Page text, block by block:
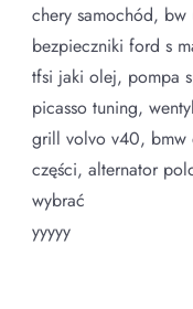
chery samochód,
bezpieczniki ford s
tfsi jaki olej, pompa
picasso tuning,
grill volvo v40, bmw
części, alternator
wybrać
yyyyy